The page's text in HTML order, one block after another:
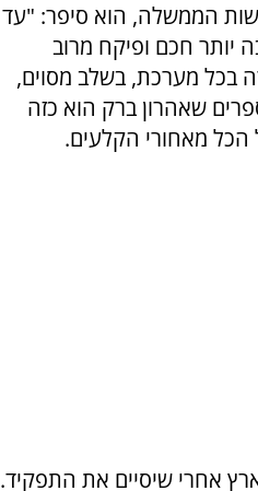
הממשלה, הוא סיפר: "עד
יותר חכם ופיקח מרוב
בכל מערכת, בשלב מסוים,
שאהרון ברק הוא כזה
הכל מאחורי הקלעים.
אחרי שיסיים את התפקיד.